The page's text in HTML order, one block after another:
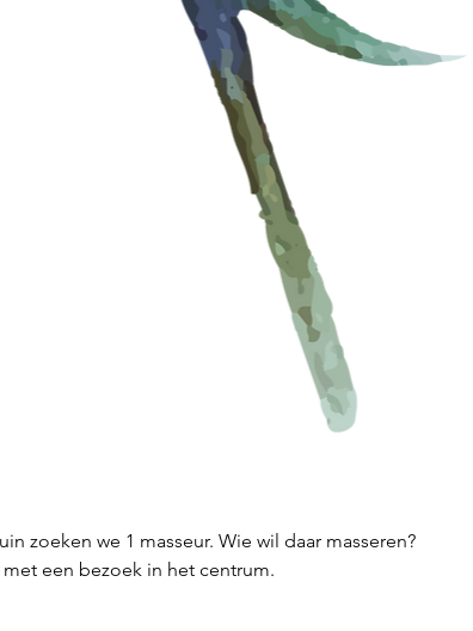
zoeken we 1 masseur. Wie wil daar masseren?
een bezoek in het centrum.